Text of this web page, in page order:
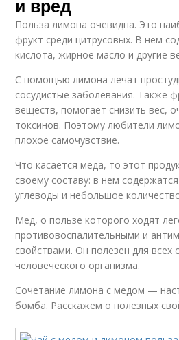
и вред
Польза лимона очевидна. Это
фрукт среди цитрусовых. В нем
кислота, жирное масло и другие
С помощью лимона лечат
сосудистые заболевания. Также
веществ, помогает снизить вес,
токсинов. Поэтому любители
плохое самочувствие.
Что касается меда, то этот
своему составу: в нем
углеводы и небольшое
Мед, о пользе которого ходят
противовоспалительными и
свойствами. Он полезен для всех
человеческого организма.
Сочетание лимона с медом —
бомба. Расскажем о полезных